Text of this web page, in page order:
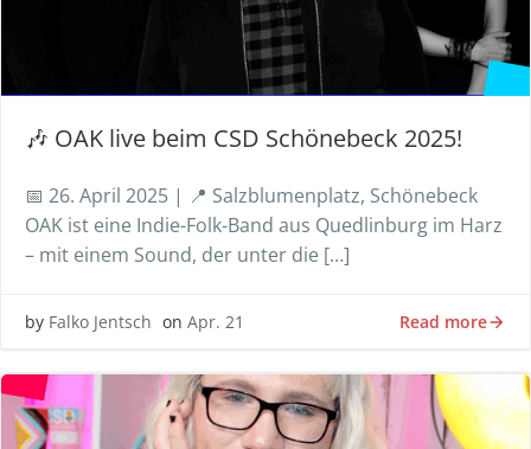
🎶 OAK live beim CSD Schönebeck 2025!
📅 26. April 2025 | 📍 Salzblumenplatz, Schönebeck
OAK ist eine Indie-Folk-Band aus Quedlinburg im Harz
– mit einem Sound, der unter die […]
by Falko Jentsch on Apr. 21 Read more